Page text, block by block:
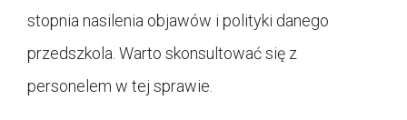
stopnia nasilenia objawów i polityki danego
przedszkola. Warto skonsultować się z
personelem w tej sprawie.